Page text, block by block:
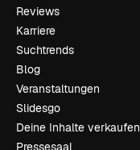
Reviews
Karriere
Suchtrends
Blog
Veranstaltungen
Slidesgo
Deine Inhalte verkaufen
Pressesaal